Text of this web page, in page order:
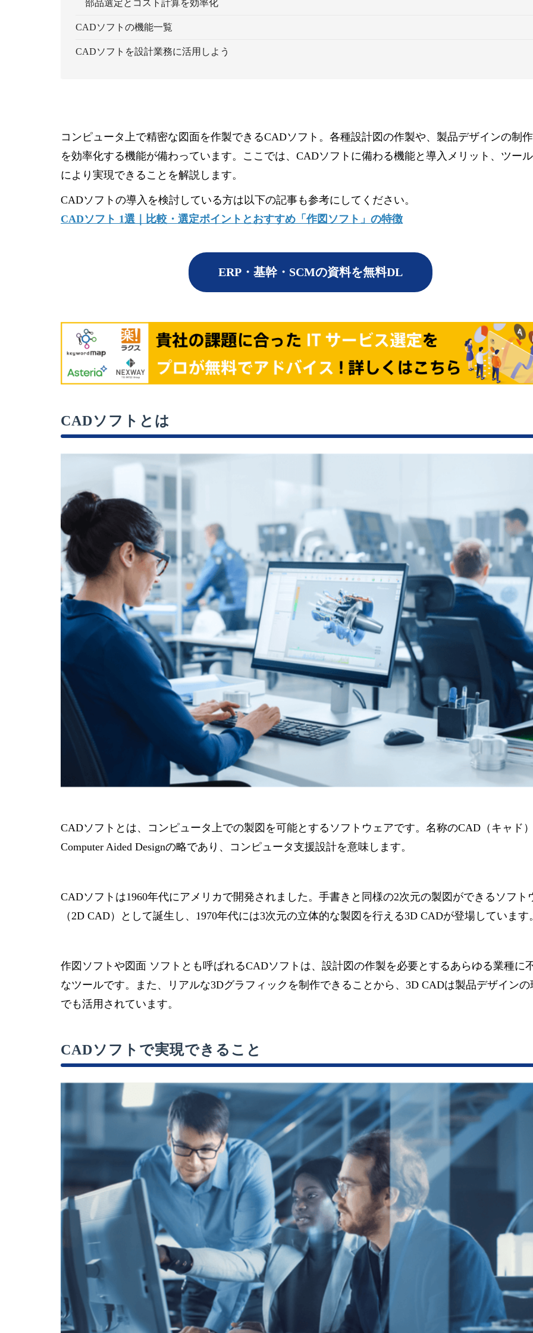
部品選定とコスト計算を効率化
CADソフトの機能一覧
CADソフトを設計業務に活用しよう
コンピュータ上で精密な図面を作製できるCADソフト。各種設計図の作製や、製品デザインの制
を効率化する機能が備わっています。ここでは、CADソフトに備わる機能と導入メリット、ツー
により実現できることを解説します。
CADソフトの導入を検討している方は以下の記事も参考にしてください。
CADソフト 1選｜比較・選定ポイントとおすすめ「作図ソフト」の特徴
ERP・基幹・SCMの資料を無料DL
CADソフトとは
CADソフトとは、コンピュータ上での製図を可能とするソフトウェアです。名称のCAD（キャド
Computer Aided Designの略であり、コンピュータ支援設計を意味します。
CADソフトは1960年代にアメリカで開発されました。手書きと同様の2次元の製図ができるソフト
（2D CAD）として誕生し、1970年代には3次元の立体的な製図を行える3D CADが登場しています。
作図ソフトや図面 ソフトとも呼ばれるCADソフトは、設計図の作製を必要とするあらゆる業種に
なツールです。また、リアルな3Dグラフィックを制作できることから、3D CADは製品デザインの
でも活用されています。
CADソフトで実現できること